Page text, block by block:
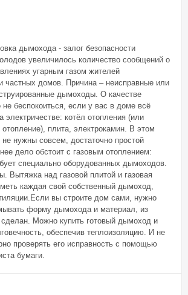
дымохода - залог безопасности
увеличилось количество сообщений о
угарным газом жителей
частных домов. Причина – неисправные или
дымоходы. О качестве
беспокоиться, если у вас в доме всё
электричестве: котёл отопления (или
отопление), плита, электрокамин. В этом
нужны совсем, достаточно простой
дело обстоит с газовым отоплением:
специально оборудованных дымоходов.
Вытяжка над газовой плитой и газовая
каждая свой собственный дымоход,
вы строите дом сами, нужно
форму дымохода и материал, из
сделан. Можно купить готовый дымоход и
обеспечив теплоизоляцию. И не
проверять его исправность с помощью
бумаги.